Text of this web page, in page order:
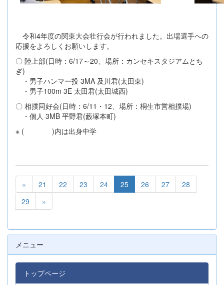
令和4年度の関東大会壮行会が行われました。出場選手への
応援をよろしくお願いします。
〇 陸上部(日時：6/17～20、場所：カンセキスタジアムとち
ぎ)
・男子ハンマー投 3MA 及川君(太田東)
・男子100m 3E 太田君(太田城西)
〇 相撲同好会(日時：6/11・12、場所：桐生市営相撲場)
・個人 3MB 平野君(藪塚本町)
※ ( )内は出身中学
« 21 22 23 24 25 26 27
28
29
»
メニュー
トップページ